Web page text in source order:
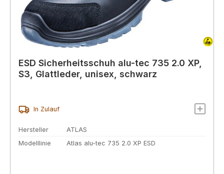
ESD Sicherheitsschuh alu-tec 735 2.0 XP,
S3, Glattleder, unisex, schwarz
In Zulauf
Hersteller
ATLAS
Modelllinie
Atlas alu-tec 735 2.0 XP ESD